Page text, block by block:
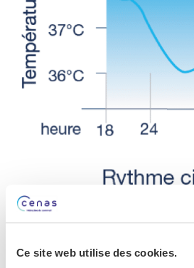
Ce site web utilise des cookies.
Selon que la pratique ait lieu
pic de température du
sport va modifier le cycle